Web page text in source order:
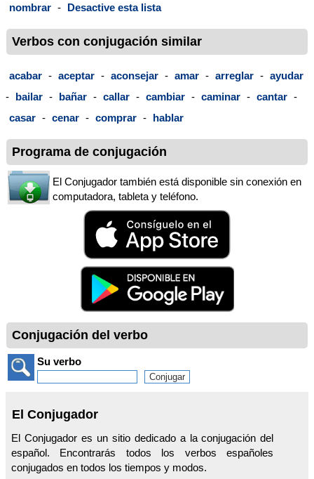
nombrar - Desactive esta lista
Verbos con conjugación similar
acabar - aceptar - aconsejar - amar - arreglar - ayudar
- bailar - bañar - callar - cambiar - caminar - cantar -
casar - cenar - comprar - hablar
Programa de conjugación
El Conjugador también está disponible sin conexión en
computadora, tableta y teléfono.
Conjugación del verbo
Su verbo
El Conjugador
El Conjugador es un sitio dedicado a la conjugación del
español. Encontrarás todos los verbos españoles
conjugados en todos los tiempos y modos.